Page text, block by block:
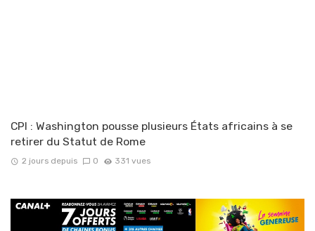
CPI : Washington pousse plusieurs États africains à se
retirer du Statut de Rome
2 jours depuis 0 331 vues